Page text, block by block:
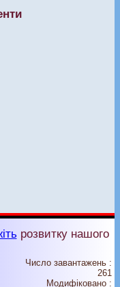
розвитку нашого
Число завантажень :
261
Модифіковано :